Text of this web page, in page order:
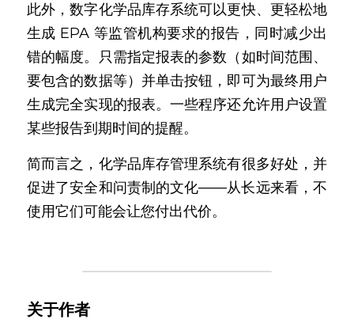
此外，数字化学品库存系统可以更快、更轻松地
生成 EPA 等监管机构要求的报告，同时减少出
错的幅度。只需指定报表的参数（如时间范围、
要包含的数据等）并单击按钮，即可为最终用户
生成完全实现的报表。一些程序还允许用户设置
某些报告到期时间的提醒。
简而言之，化学品库存管理系统有很多好处，并
促进了安全和问责制的文化——从长远来看，不
使用它们可能会让您付出代价。
关于作者